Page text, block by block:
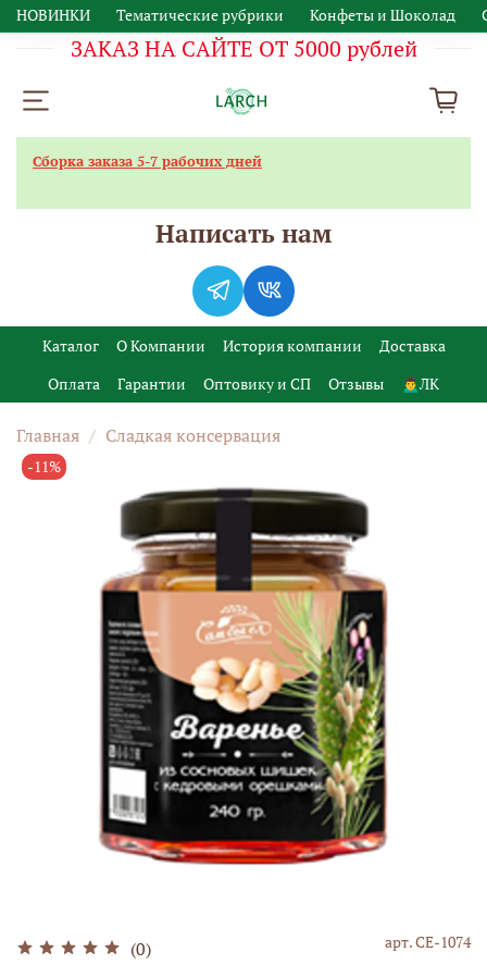
НОВИНКИ Тематические рубрики Конфеты и Шоколад
ЗАКАЗ НА САЙТЕ ОТ 5000 рублей
Каталог О Компании История компании
Доставка
Оплата
Гарантии Оптовику и СП Отзывы 🙍‍♂️ЛК
Главная Сладкая консервация
-11%
(0) арт.СЕ-1074
Сборка заказа 5-7 рабочих дней
Написать нам